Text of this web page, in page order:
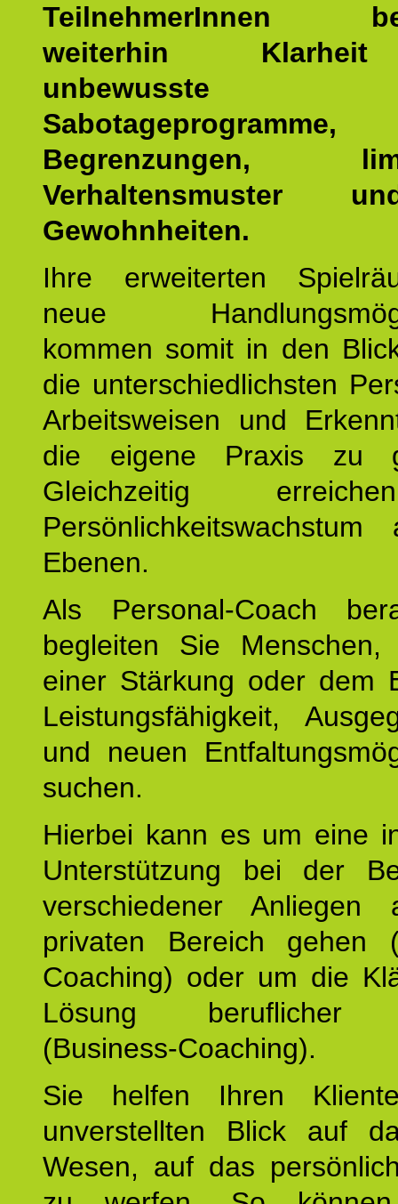
TeilnehmerInnen
weiterhin
unbewusste
Begrenzungen,
Verhaltensmuster
Gewohnheiten.
Ihre erweiterten
neue
kommen somit in den
die unterschiedlichsten
Arbeitsweisen und
die eigene Praxis zu
Gleichzeitig
Ebenen.
Als Personal-Coach
begleiten Sie
einer Stärkung oder dem
Leistungsfähigkeit,
und neuen
suchen.
Hierbei kann es um eine
Unterstützung bei der
verschiedener Anliegen
privaten Bereich gehen
Coaching) oder um die
Lösung beruflicher
(Business-Coaching).
Sie helfen Ihren
unverstellten Blick auf
Wesen, auf das